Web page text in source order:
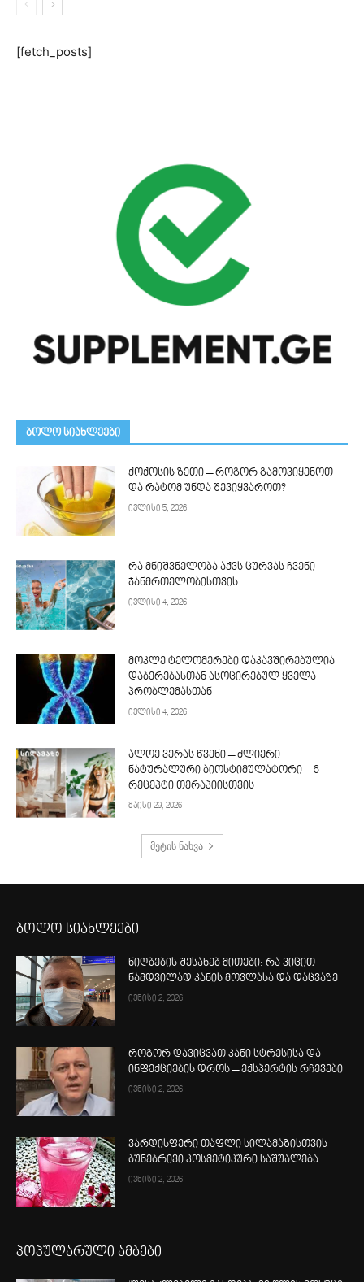
[fetch_posts]
ᲑᲝᲚᲝ ᲡᲘᲐᲮᲚᲔᲔᲑᲘ
ქოქოსის ზეთი – როგორ გამოვიყენოთ
და რატომ უნდა შევიყვაროთ?
ივლისი 5, 2026
რა მნიშვნელობა აქვს ცურვას ჩვენი
ჯანმრთელობისთვის
ივლისი 4, 2026
მოკლე ტელომერები დაკავშირებულია
დაბერებასთან ასოცირებულ ყველა
პრობლემასთან
ივლისი 4, 2026
ალოე ვერას წვენი – ძლიერი
ნატურალური ბიოსტიმულატორი – 6
რეცეპტი თერაპიისთვის
მაისი 29, 2026
მეტის ნახვა
ბოლო სიახლეები
ნიღბების შესახებ მითები: რა ვიცით
ნამდვილად კანის მოვლასა და დაცვაზე
ივნისი 2, 2026
როგორ დავიცვათ კანი სტრესისა და
ინფექციების დროს – ექსპერტის რჩევები
ივნისი 2, 2026
ვარდისფერი თაფლი სილამაზისთვის –
ბუნებრივი კოსმეტიკური საშუალება
ივნისი 2, 2026
პოპულარული ამბები